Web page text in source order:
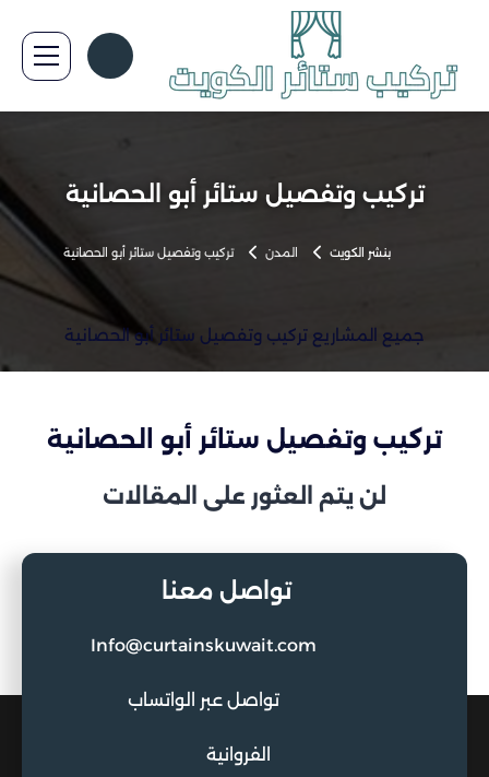
تركيب وتفصيل ستائر أبو الحصانية
بنشر الكويت المدن تركيب وتفصيل ستائر أبو الحصانية
جميع المشاريع تركيب وتفصيل ستائر أبو الحصانية
تركيب وتفصيل ستائر أبو الحصانية
لن يتم العثور على المقالات
تواصل معنا
Info@curtainskuwait.com
تواصل عبر الواتساب
الفروانية